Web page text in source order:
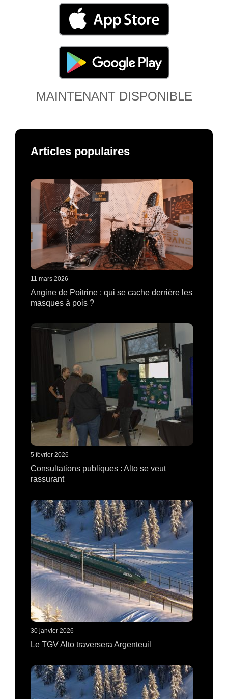
MAINTENANT DISPONIBLE
Articles populaires
11 mars 2026
Angine de Poitrine : qui se cache derrière les
masques à pois ?
5 février 2026
Consultations publiques : Alto se veut
rassurant
30 janvier 2026
Le TGV Alto traversera Argenteuil